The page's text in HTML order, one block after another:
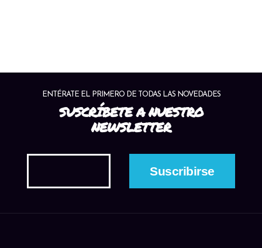
ENTÉRATE EL PRIMERO DE TODAS LAS NOVEDADES
SUSCRÍBETE A NUESTRO
NEWSLETTER